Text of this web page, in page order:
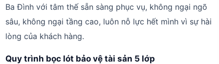
Ba Đình với tâm thế sẵn sàng phục vụ, không ngại ngõ
sâu, không ngại tầng cao, luôn nỗ lực hết mình vì sự hài
lòng của khách hàng.
Quy trình bọc lót bảo vệ tài sản 5 lớp